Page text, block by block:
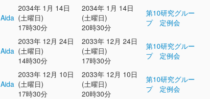
Aida
2034年 1月 14日
(土曜日)
17時30分
2034年 1月 14日
(土曜日)
20時30分
第10研究グルー
プ 定例会
Aida
2033年 12月 24日
(土曜日)
14時30分
2033年 12月 24日
(土曜日)
17時30分
第10研究グルー
プ 定例会
Aida
2033年 12月 10日
(土曜日)
17時30分
2033年 12月 10日
(土曜日)
20時30分
第10研究グルー
プ 定例会